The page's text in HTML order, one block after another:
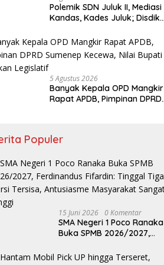
Polemik SDN Juluk II, Mediasi
Kandas, Kades Juluk; Disdik
Bupati
5 Agustus 2026
Banyak Kepala OPD Mangkir
Rapat APDB, Pimpinan DPRD
Populer
15 Juni 2026 0 Komentar
SMA Negeri 1 Poco Ranaka
Buka SPMB 2026/2027,
Tinggal Tiga Kursi Tersisa,